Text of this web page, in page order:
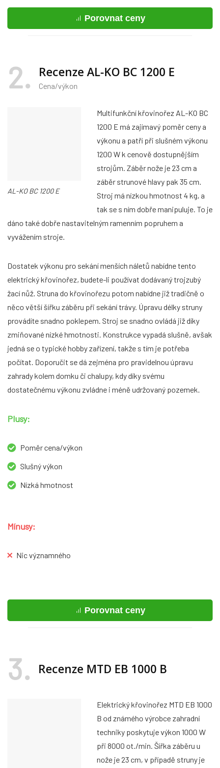
Porovnat ceny
2 Recenze AL-KO BC 1200 E
Cena/výkon
AL-KO BC 1200 E
Multifunkční křovinořez AL-KO BC
1200 E má zajímavý poměr ceny a
výkonu a patří při slušném výkonu
1200 W k cenově dostupnějším
strojům. Záběr nože je 23 cm a
záběr strunové hlavy pak 35 cm.
Stroj má nízkou hmotnost 4 kg, a
tak se s ním dobře manipuluje. To je
dáno také dobře nastavitelným ramenním popruhem a
vyvážením stroje.
Dostatek výkonu pro sekání menších náletů nabídne tento
elektrický křovinořez, budete-li používat dodávaný trojzubý
žací nůž. Struna do křovinořezu potom nabídne již tradičně o
něco větší šířku záběru při sekání trávy. Úpravu délky struny
provádíte snadno poklepem. Stroj se snadno ovládá již díky
zmiňované nízké hmotnosti. Konstrukce vypadá slušně, avšak
jedná se o typické hobby zařízení, takže s tím je potřeba
počítat. Doporučit se dá zejména pro pravidelnou úpravu
zahrady kolem domku či chalupy, kdy díky svému
dostatečnému výkonu zvládne i méně udržovaný pozemek.
Plusy:
Poměr cena/výkon
Slušný výkon
Nízká hmotnost
Mínusy:
Nic významného
Porovnat ceny
3 Recenze MTD EB 1000 B
Elektrický křovinořez MTD EB 1000
B od známého výrobce zahradní
techniky poskytuje výkon 1000 W
při 8000 ot./min. Šířka záběru u
nože je 23 cm, v případě struny je